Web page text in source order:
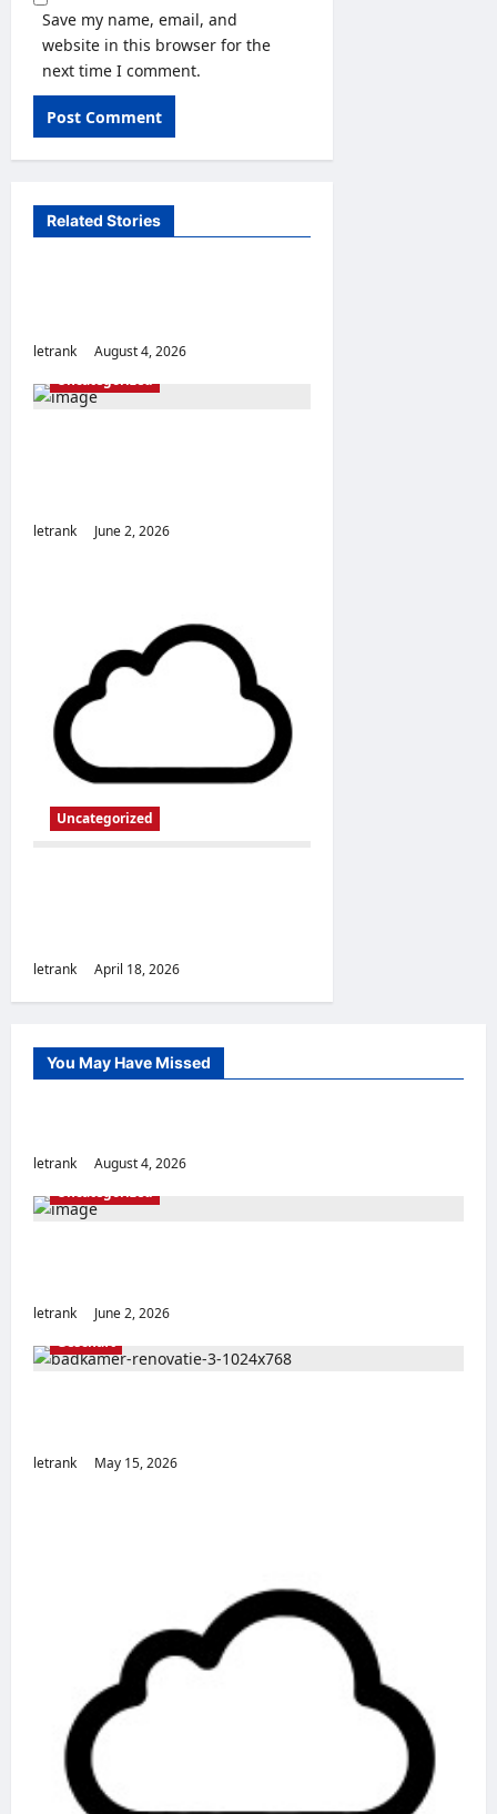
Save my name, email, and
website in this browser for the
next time I comment.
Related Stories
Uncategorized
letrank
August 4, 2026
Uncategorized
letrank June 2, 2026
Uncategorized
letrank April 18, 2026
You May Have Missed
Uncategorized
letrank
August 4, 2026
Uncategorized
letrank
June 2, 2026
Geschäft
letrank May 15, 2026